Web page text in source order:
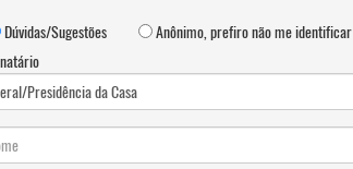
Dúvidas/Sugestões
Anônimo, prefiro não me identificar